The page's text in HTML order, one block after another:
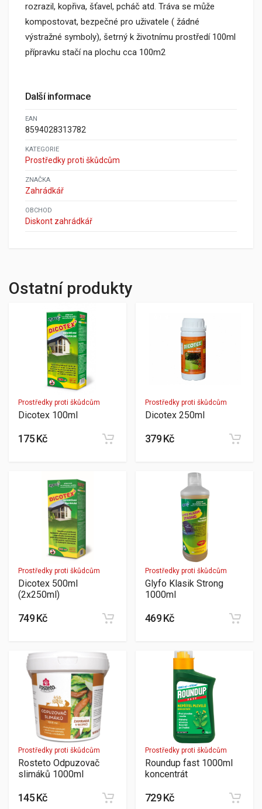
rozrazil, kopřiva, šťavel, pcháč atd. Tráva se může
kompostovat, bezpečné pro uživatele ( žádné
výstražné symboly), šetrný k životnímu prostředí 100ml
přípravku stačí na plochu cca 100m2
Další informace
EAN
8594028313782
KATEGORIE
Prostředky proti škůdcům
ZNAČKA
Zahrádkář
OBCHOD
Diskont zahrádkář
Ostatní produkty
Prostředky proti škůdcům
Dicotex 100ml
175 Kč
Prostředky proti škůdcům
Dicotex 250ml
379 Kč
Prostředky proti škůdcům
Dicotex 500ml
(2x250ml)
749 Kč
Prostředky proti škůdcům
Glyfo Klasik Strong
1000ml
469 Kč
Prostředky proti škůdcům
Rosteto Odpuzovač
slimáků 1000ml
145 Kč
Prostředky proti škůdcům
Roundup fast 1000ml
koncentrát
729 Kč